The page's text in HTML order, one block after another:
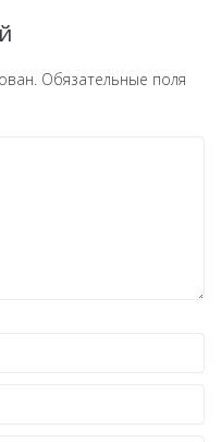
Обязательные поля